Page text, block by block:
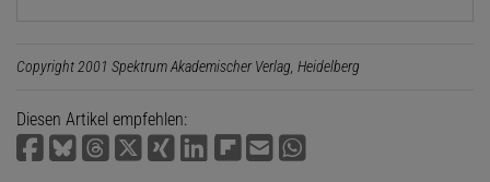
Copyright 2001 Spektrum Akademischer Verlag, Heidelberg
Diesen Artikel empfehlen: